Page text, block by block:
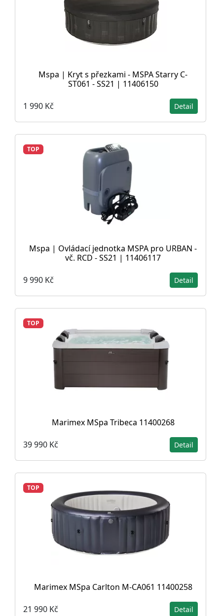
Mspa | Kryt s přezkami - MSPA Starry C-
ST061 - SS21 | 11406150
1 990 Kč Detail
TOP
Mspa | Ovládací jednotka MSPA pro URBAN -
vč. RCD - SS21 | 11406117
9 990 Kč Detail
TOP
Marimex MSpa Tribeca 11400268
39 990 Kč Detail
TOP
Marimex MSpa Carlton M-CA061 11400258
21 990 Kč Detail